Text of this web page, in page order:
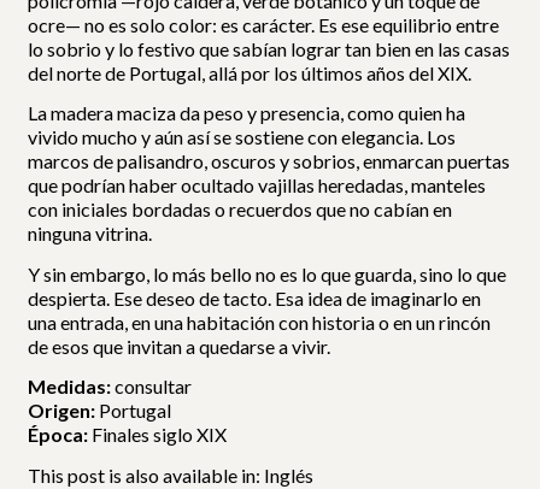
ocre— no es solo color: es carácter. Es ese equilibrio entre
lo sobrio y lo festivo que sabían lograr tan bien en las casas
del norte de Portugal, allá por los últimos años del XIX.
La madera maciza da peso y presencia, como quien ha
vivido mucho y aún así se sostiene con elegancia. Los
marcos de palisandro, oscuros y sobrios, enmarcan puertas
que podrían haber ocultado vajillas heredadas, manteles
con iniciales bordadas o recuerdos que no cabían en
ninguna vitrina.
Y sin embargo, lo más bello no es lo que guarda, sino lo que
despierta. Ese deseo de tacto. Esa idea de imaginarlo en
una entrada, en una habitación con historia o en un rincón
de esos que invitan a quedarse a vivir.
Medidas:consultar
Origen: Portugal
Época: Finales siglo XIX
This post is also available in: Inglés